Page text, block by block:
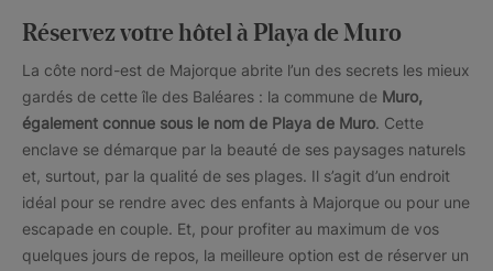
Réservez votre hôtel à Playa de Muro
La côte nord-est de Majorque abrite l’un des secrets les mieux
gardés de cette île des Baléares : la commune de Muro,
également connue sous le nom de Playa de Muro. Cette
enclave se démarque par la beauté de ses paysages naturels
et, surtout, par la qualité de ses plages. Il s’agit d’un endroit
idéal pour se rendre avec des enfants à Majorque ou pour une
escapade en couple. Et, pour profiter au maximum de vos
quelques jours de repos, la meilleure option est de réserver un